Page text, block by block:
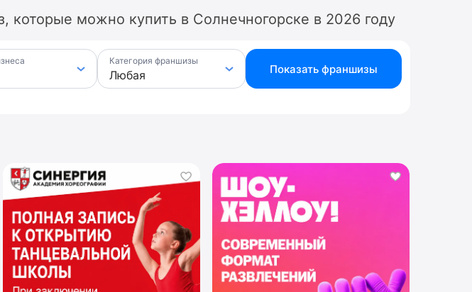
которые можно купить в Солнечногорске в 2026 году
Категория франшизы
Показать франшизы